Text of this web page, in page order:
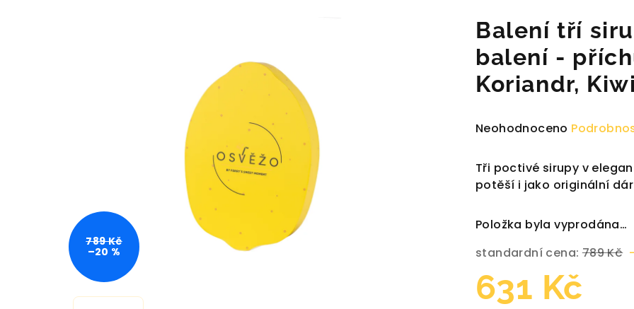
Balení tří
balení -
Koriandr,
Průměrné
produktu
je
0,0
5
hvězdiček.
Neohodnoceno
Tři poctivé sirupy v
potěší i jako originální
Položka byla vyprodána…
standardní cena: 789 Kč
631 Kč
789 Kč
–20 %